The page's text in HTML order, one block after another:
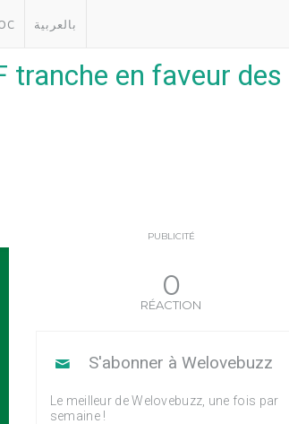
بالعربية
tranche en faveur des
PUBLICITÉ
0
RÉACTION
S'abonner à Welovebuzz
Le meilleur de Welovebuzz, une fois par
semaine !